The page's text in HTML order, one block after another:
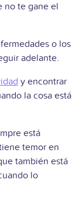
no te gane el
o los
adelante.
y encontrar
la cosa está
está
temor en
también está
lo